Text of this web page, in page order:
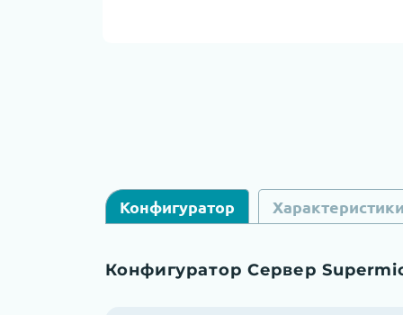
Конфигуратор Характеристики
Конфигуратор Сервер